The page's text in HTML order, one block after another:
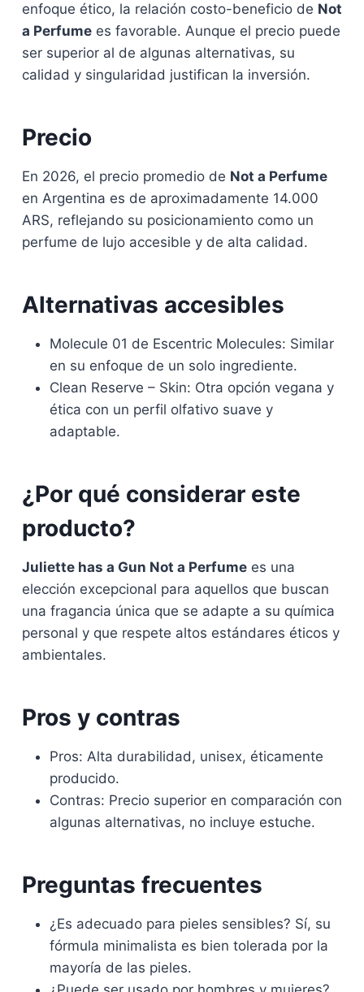
enfoque ético, la relación costo-beneficio de Not
a Perfume es favorable. Aunque el precio puede
ser superior al de algunas alternativas, su
calidad y singularidad justifican la inversión.
Precio
En 2026, el precio promedio de Not a Perfume
en Argentina es de aproximadamente 14.000
ARS, reflejando su posicionamiento como un
perfume de lujo accesible y de alta calidad.
Alternativas accesibles
Molecule 01 de Escentric Molecules: Similar
en su enfoque de un solo ingrediente.
Clean Reserve – Skin: Otra opción vegana y
ética con un perfil olfativo suave y
adaptable.
¿Por qué considerar este
producto?
Juliette has a Gun Not a Perfume es una
elección excepcional para aquellos que buscan
una fragancia única que se adapte a su química
personal y que respete altos estándares éticos y
ambientales.
Pros y contras
Pros: Alta durabilidad, unisex, éticamente
producido.
Contras: Precio superior en comparación con
algunas alternativas, no incluye estuche.
Preguntas frecuentes
¿Es adecuado para pieles sensibles? Sí, su
fórmula minimalista es bien tolerada por la
mayoría de las pieles.